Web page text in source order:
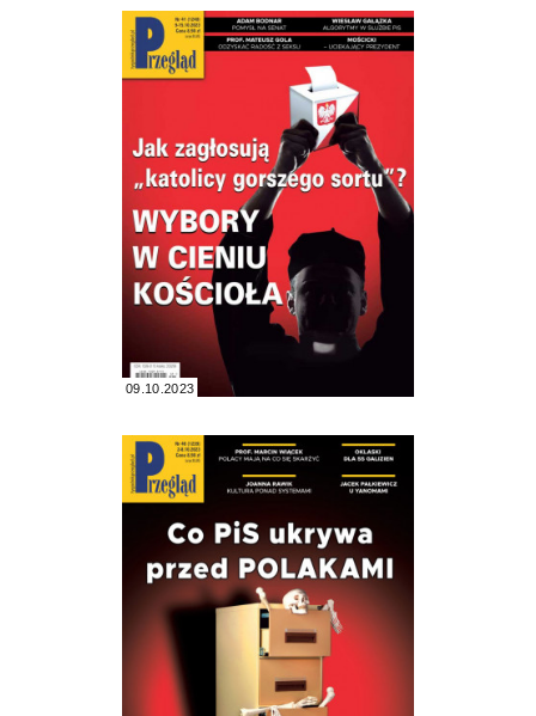
09.10.2023